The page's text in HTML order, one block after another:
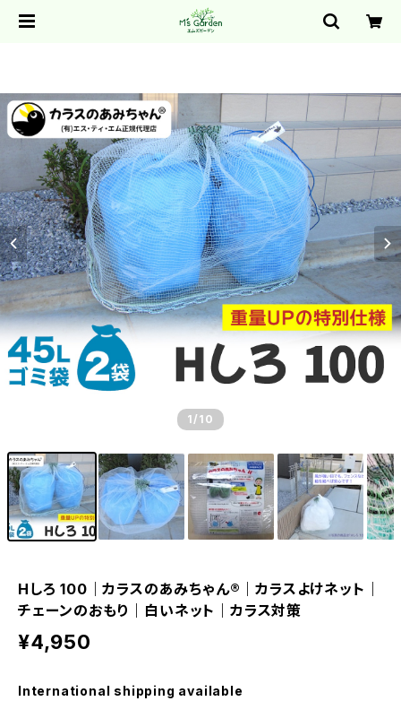
1 /10
Hしろ 100｜カラスのあみちゃん®｜カラスよけネット｜
チェーンのおもり｜白いネット｜カラス対策
¥4,950
International shipping available